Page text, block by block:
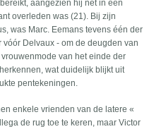
aangezien hij net in een
overleden was (21). Bij zijn
was Marc. Eemans tevens één der
Delvaux - om de deugden van
van het einde der
wat duidelijk blijkt uit
pentekeningen.
enkele vrienden van de latere «
de rug toe te keren, maar Victor